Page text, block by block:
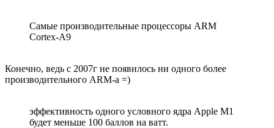
Самые производительные процессоры ARM
Cortex-A9
Конечно, ведь с 2007г не появилось ни одного более
производительного ARM-а =)
эффективность одного условного ядра Apple M1
будет меньше 100 баллов на ватт.